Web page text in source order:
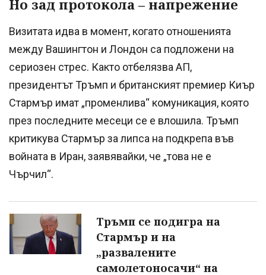
Но зад протокола – напрежение
Визитата идва в момент, когато отношенията
между Вашингтон и Лондон са подложени на
сериозен стрес. Както отбелязва АП,
президентът Тръмп и британският премиер Киър
Стармър имат „променлива“ комуникация, която
през последните месеци се е влошила. Тръмп
критикува Стармър за липса на подкрепа във
войната в Иран, заявявайки, че „това не е
Чърчил“.
Тръмп се подигра на
Стармър и на
„развалените
самолетоносачи“ на